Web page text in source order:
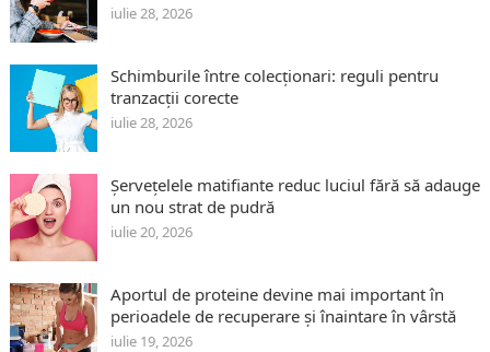
iulie 28, 2026
Schimburile între colecționari: reguli pentru
tranzacții corecte
iulie 28, 2026
Șervețelele matifiante reduc luciul fără să adauge
un nou strat de pudră
iulie 20, 2026
Aportul de proteine devine mai important în
perioadele de recuperare și înaintare în vârstă
iulie 19, 2026